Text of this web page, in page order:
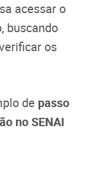
acessar o
buscando
os
de passo
no SENAI